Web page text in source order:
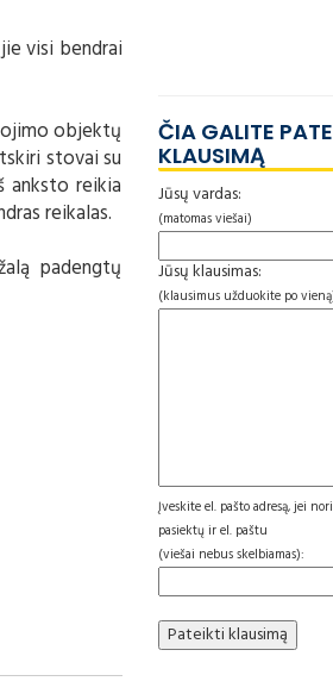
visi bendrai
objektų
stovai su
anksto reikia
reikalas.
padengtų
ČIA GALITE
KLAUSIMĄ
Jūsų vardas:
(matomas viešai)
Jūsų klausimas:
(klausimus užduokite po
Įveskite el. pašto adresą, jei
pasiektų ir el. paštu
(viešai nebus skelbiamas):